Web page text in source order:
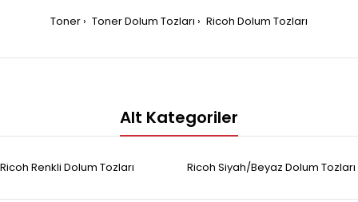
Toner Toner Dolum Tozları Ricoh Dolum Tozları
Alt Kategoriler
Ricoh Renkli Dolum Tozları Ricoh Siyah/Beyaz Dolum Tozları